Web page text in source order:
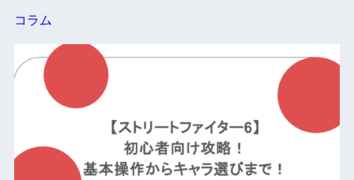
コラム